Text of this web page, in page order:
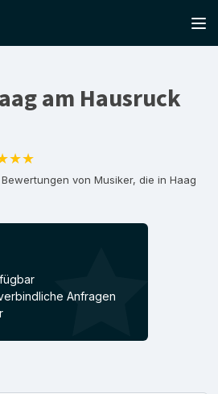
am Hausruck
von Musiker, die in Haag
Anfragen